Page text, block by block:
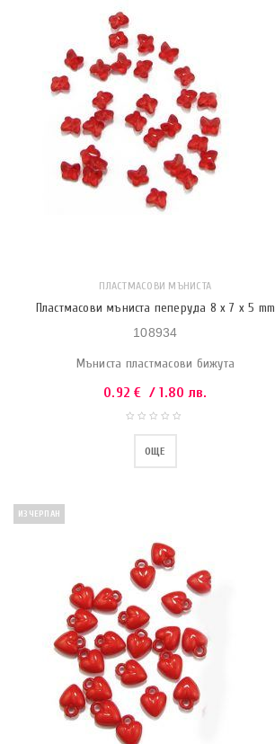
ПЛАСТМАСОВИ МЪНИСТА
Пластмасови мъниста пеперуда 8 x 7 x 5 mm
108934
Мъниста пластмасови бижута
0.92€ / 1.80 лв.
ОЩЕ
ИЗЧЕРПАН